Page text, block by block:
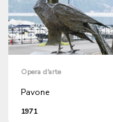
Opera d'arte
Pavone
1971